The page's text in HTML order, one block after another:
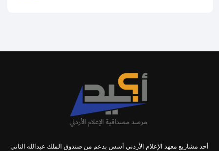
أحد مشاريع معهد الإعلام الأردني أسس بدعم من صندوق الملك عبدالله الثاني